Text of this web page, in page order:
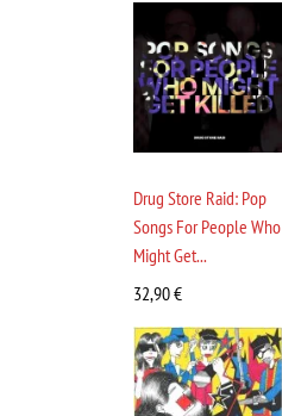
Drug Store Raid: Pop
Songs For People Who
Might Get...
32,90€